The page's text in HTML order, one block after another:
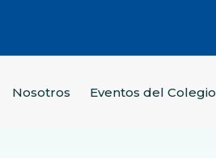
Nosotros Eventos del Colegio